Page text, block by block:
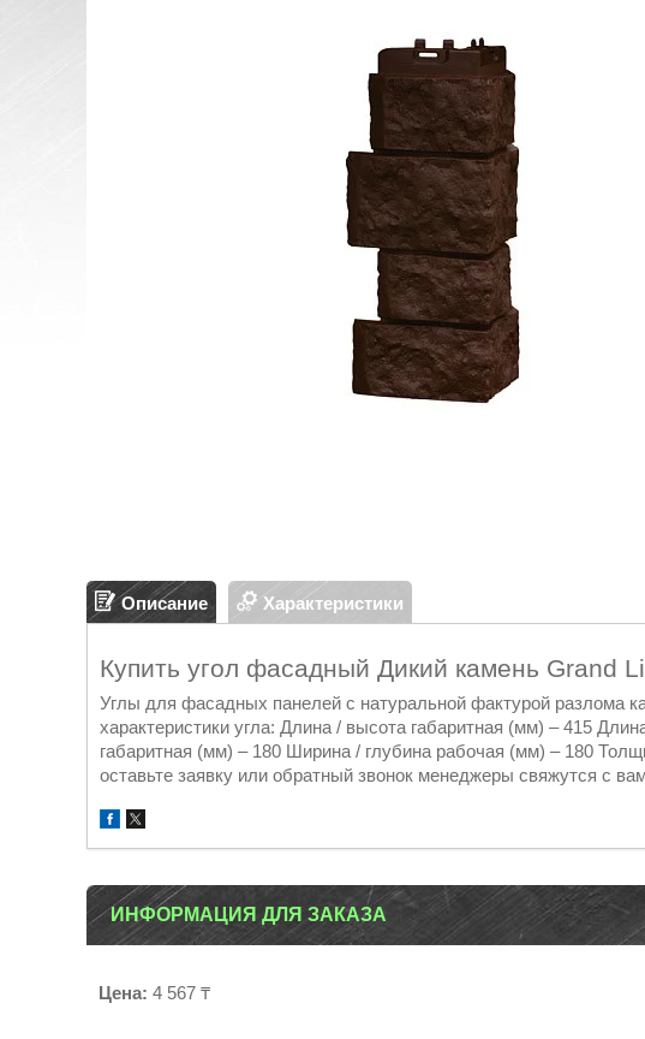
Описание Характеристики
Купить угол фасадный Дикий камень Grand
Углы для фасадных панелей с натуральной фактурой разлома
характеристики угла: Длина / высота габаритная (мм) – 415
габаритная (мм) – 180 Ширина / глубина рабочая (мм) – 180
оставьте заявку или обратный звонок менеджеры свяжутся с
ИНФОРМАЦИЯ ДЛЯ ЗАКАЗА
Цена: 4 567 ₸